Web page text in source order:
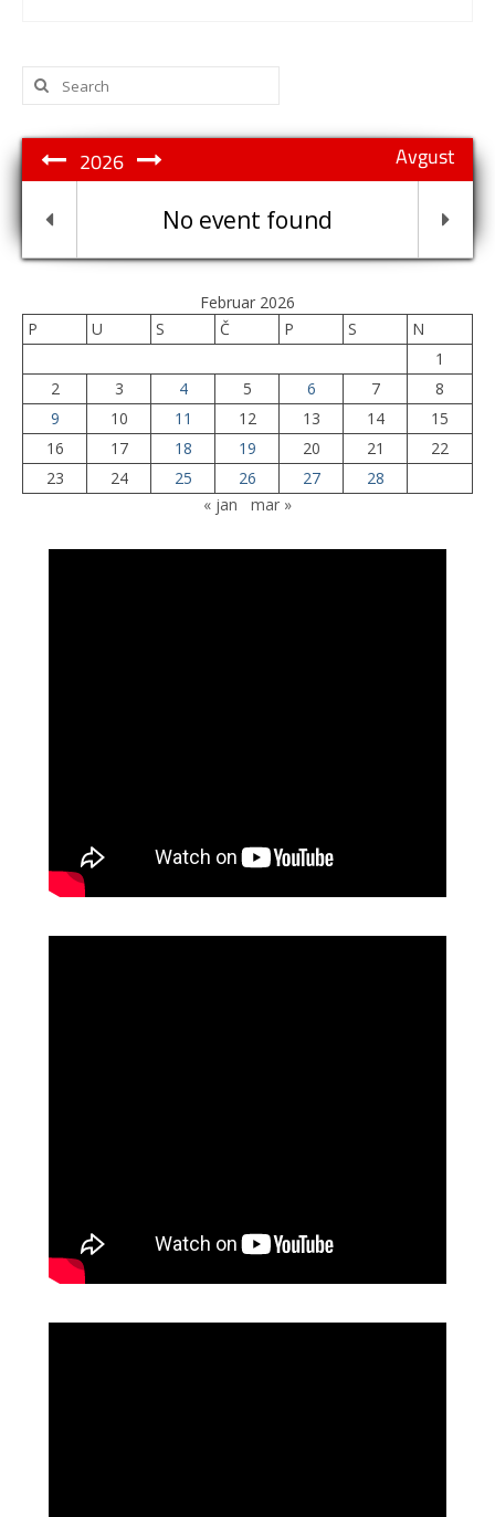
Search
for:
Avgust
2026
No event found
Februar 2026
P
U S Č P S
N
1
2
3 4 5 6 7
8
9
10 11 12 13 14
15
16
17 18 19 20 21
22
23
24 25 26 27
28
« jan
mar »